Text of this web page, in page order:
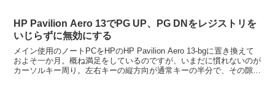
HP Pavilion Aero 13でPG UP、PG DNをレジストリを
いじらずに無効にする
メイン使用のノートPCをHPのHP Pavilion Aero 13-bgに置き換えて
およそ一か月。概ね満足をしているのですが、いまだに慣れないのが
カーソルキー周り。左右キーの縦方向が通常キーの半分で、その隙間